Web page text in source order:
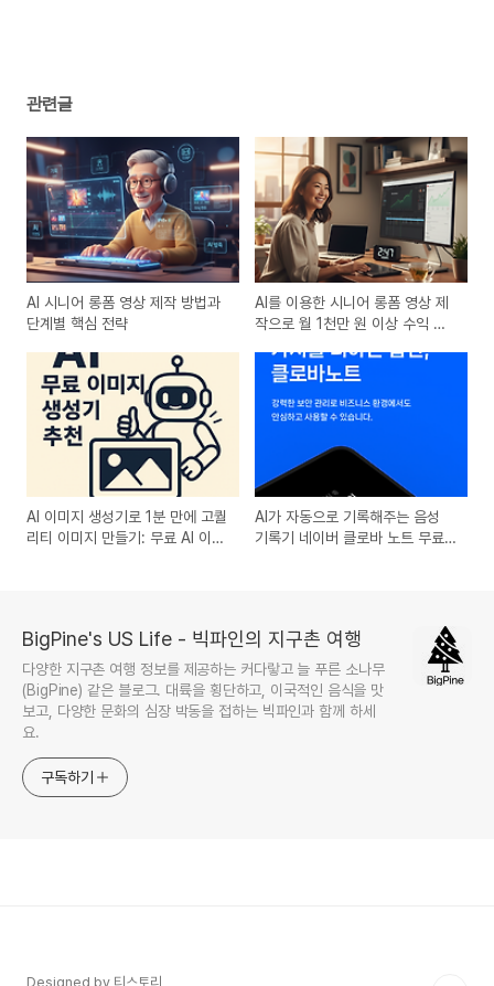
관련글
AI 시니어 롱폼 영상 제작 방법과
단계별 핵심 전략
AI를 이용한 시니어 롱폼 영상 제
작으로 월 1천만 원 이상 수익 내
AI 이미지 생성기로 1분 만에 고퀄
리티 이미지 만들기: 무료 AI 이미
AI가 자동으로 기록해주는 음성
기록기 네이버 클로바 노트 무료
BigPine's US Life - 빅파인의 지구촌 여행
다양한 지구촌 여행 정보를 제공하는 커다랗고 늘 푸른 소나무
(BigPine) 같은 블로그. 대륙을 횡단하고, 이국적인 음식을 맛
보고, 다양한 문화의 심장 박동을 접하는 빅파인과 함께 하세
요.
구독하기
Designed by 티스토리